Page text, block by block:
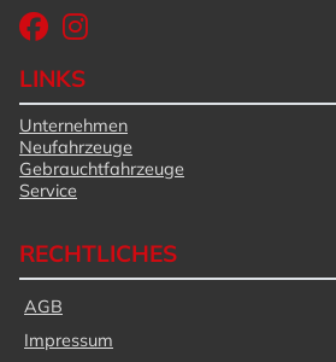
LINKS
Unternehmen
Neufahrzeuge
Gebrauchtfahrzeuge
Service
RECHTLICHES
AGB
Impressum